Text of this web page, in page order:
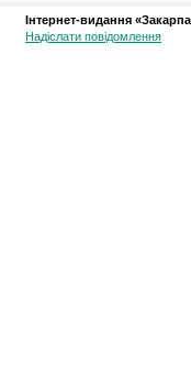
Інтернет-видання
Надіслати повідомлення